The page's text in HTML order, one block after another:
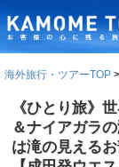
海外旅行・ツアーTOP
《ひとり旅》
＆ナイアガラ
は滝の見える